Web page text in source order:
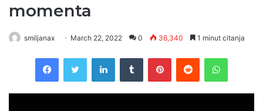
momenta
smiljanax March 22, 2022 0 36,340 1 minut citanja
FacebookTwitter LinkedInTumblr PinterestReddit